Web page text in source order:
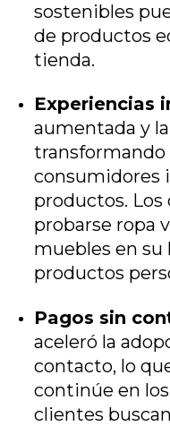
sostenibles
de productos
tienda.
Experiencias
aumentada y
transformando
consumidores
productos.
probarse ropa
muebles en su
productos
Pagos sin
aceleró la
contacto, lo
continúe en
clientes